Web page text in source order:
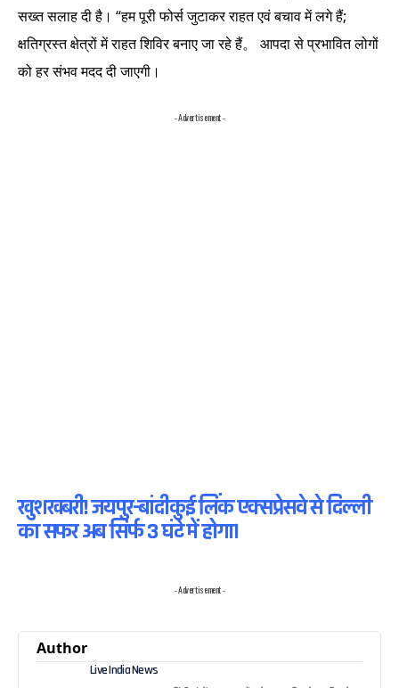
सख्त सलाह दी है। “हम पूरी फोर्स जुटाकर राहत एवं बचाव में लगे हैं;
क्षतिग्रस्त क्षेत्रों में राहत शिविर बनाए जा रहे हैं。 आपदा से प्रभावित लोगों
को हर संभव मदद दी जाएगी।
- Advertisement -
खुशखबरी! जयपुर-बांदीकुई लिंक एक्सप्रेसवे से दिल्ली
का सफर अब सिर्फ 3 घंटे में होगा।
- Advertisement -
Author
Live India News